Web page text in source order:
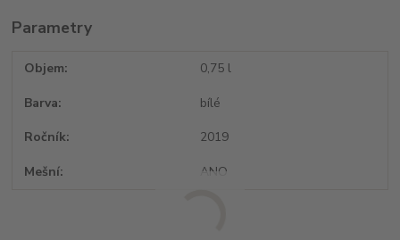
Parametry
Objem 0,75 l
Barva bílé
Ročník 2019
Mešní ANO